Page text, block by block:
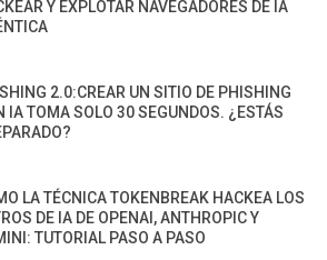
Y EXPLOTAR NAVEGADORES DE IA
2.0:CREAR UN SITIO DE PHISHING
IA TOMA SOLO 30 SEGUNDOS. ¿ESTÁS
LA TÉCNICA TOKENBREAK HACKEA LOS
DE IA DE OPENAI, ANTHROPIC Y
TUTORIAL PASO A PASO